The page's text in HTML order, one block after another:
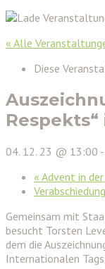
« Alle
Diese
04. 12. 23 @ 13:00 -
« Advent in der
Gemeinsam mit
besucht Torsten
dem die
Internationalen